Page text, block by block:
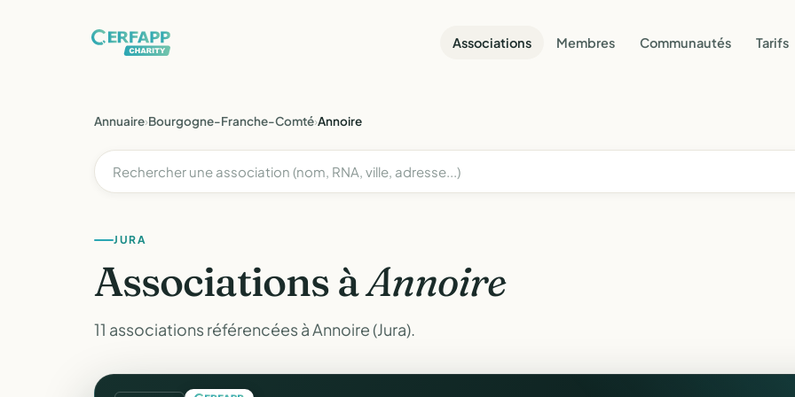
Associations Membres Communautés Tarifs
Annuaire›Bourgogne-Franche-Comté›Annoire
JURA
Associations àAnnoire
11 associations référencées à Annoire (Jura).